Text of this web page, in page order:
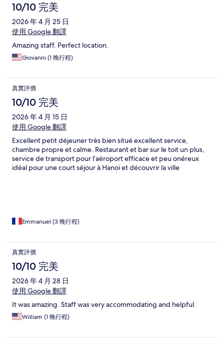
10/10 完美
2026 年 4 月 25 日
使用 Google 翻譯
Amazing staff. Perfect location.
Giovanni (1 晚行程)
真實評價
10/10 完美
2026 年 4 月 15 日
使用 Google 翻譯
Excellent petit déjeuner très bien situé excellent service,
chambre propre et calme. Restaurant et bar sur le toit un plus,
service de transport pour l’aéroport efficace et peu onéreux
idéal pour une court séjour à Hanoï et découvrir la ville
Emmanuel (3 晚行程)
真實評價
10/10 完美
2026 年 4 月 28 日
使用 Google 翻譯
It was amazing. Staff was very accommodating and helpful.
William (1 晚行程)